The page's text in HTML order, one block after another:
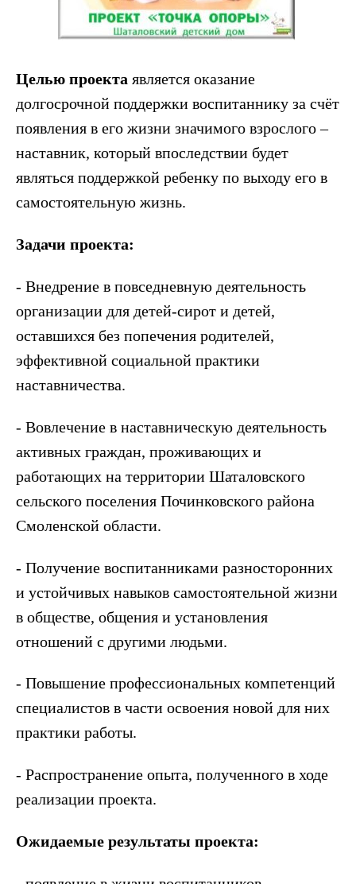
Целью проекта является оказание
долгосрочной поддержки воспитаннику за счёт
появления в его жизни значимого взрослого –
наставник, который впоследствии будет
являться поддержкой ребенку по выходу его в
самостоятельную жизнь.
Задачи проекта:
- Внедрение в повседневную деятельность
организации для детей-сирот и детей,
оставшихся без попечения родителей,
эффективной социальной практики
наставничества.
- Вовлечение в наставническую деятельность
активных граждан, проживающих и
работающих на территории Шаталовского
сельского поселения Починковского района
Смоленской области.
- Получение воспитанниками разносторонних
и устойчивых навыков самостоятельной жизни
в обществе, общения и установления
отношений с другими людьми.
- Повышение профессиональных компетенций
специалистов в части освоения новой для них
практики работы.
- Распространение опыта, полученного в ходе
реализации проекта.
Ожидаемые результаты проекта: